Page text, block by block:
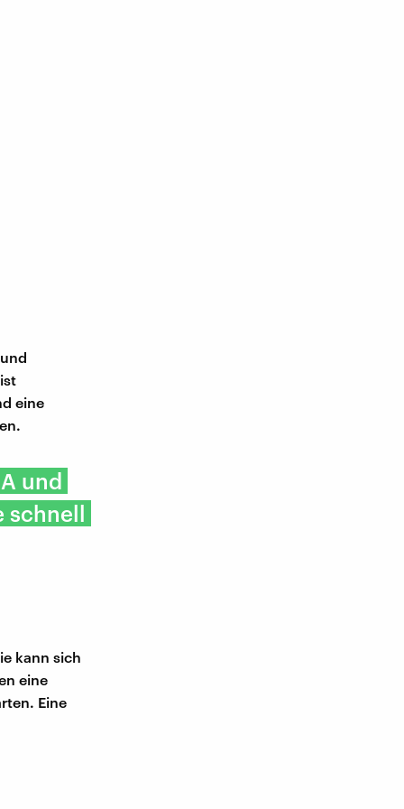
eine
und
schnell
kann sich
eine
Eine